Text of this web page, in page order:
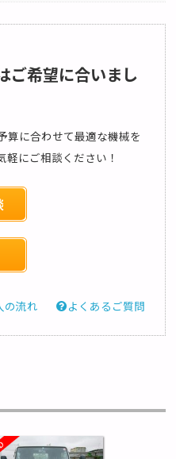
ご希望に合いまし
算に合わせて最適な機械を
軽にご相談ください！
の流れ よくあるご質問